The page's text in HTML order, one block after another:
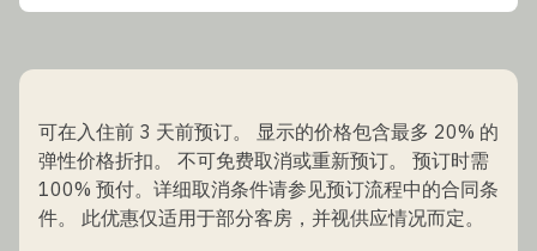
可在入住前 3 天前预订。 显示的价格包含最多 20% 的
弹性价格折扣。 不可免费取消或重新预订。 预订时需
100% 预付。详细取消条件请参见预订流程中的合同条
件。 此优惠仅适用于部分客房，并视供应情况而定。